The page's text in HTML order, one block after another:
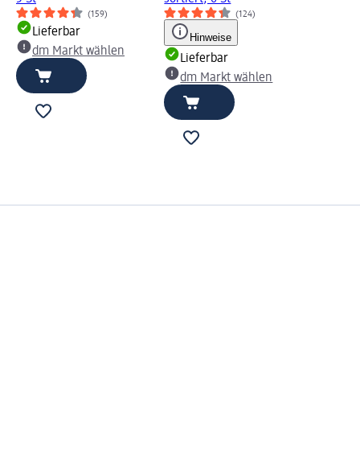
(159)
Lieferbar
dm Markt wählen
(124)
Hinweise
Lieferbar
dm Markt wählen